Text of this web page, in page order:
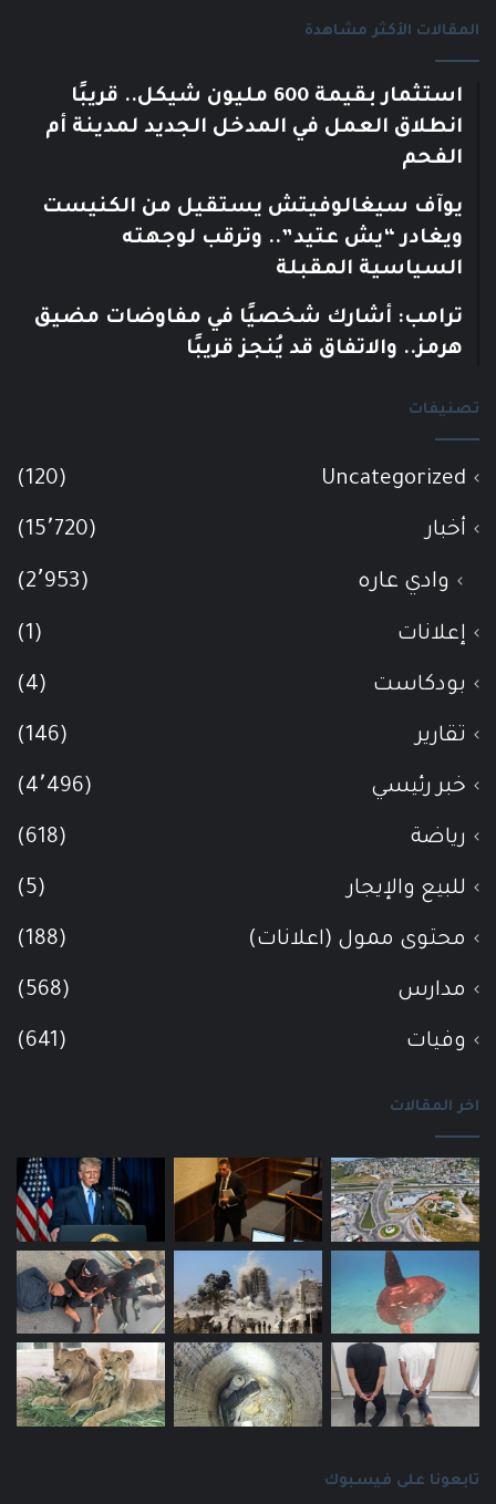
المقالات الأكثر مشاهدة
استثمار بقيمة 600 مليون شيكل.. قريبًا
انطلاق العمل في المدخل الجديد لمدينة أم
الفحم
يوآف سيغالوفيتش يستقيل من الكنيست
ويغادر “يش عتيد”.. وترقب لوجهته
السياسية المقبلة
ترامب: أشارك شخصيًا في مفاوضات مضيق
هرمز.. والاتفاق قد يُنجز قريبًا
تصنيفات
Uncategorized
(120)
أخبار (15٬720)
وادي عاره (2٬953)
إعلانات (1)
بودكاست (4)
تقارير (146)
خبر رئيسي (4٬496)
رياضة (618)
للبيع والإيجار (5)
محتوى ممول (اعلانات) (188)
مدارس (568)
وفيات (641)
اخر المقالات
تابعونا على فيسبوك